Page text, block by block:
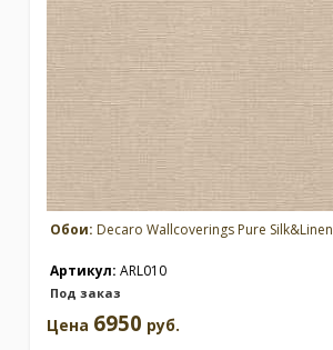
Обои: Decaro Wallcoverings Pure Silk&Linen
Артикул: ARL010
Под заказ
Цена 6950 руб.